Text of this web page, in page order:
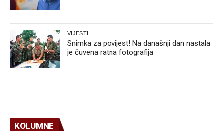
VIJESTI
Snimka za povijest! Na današnji dan nastala
je čuvena ratna fotografija
KOLUMNE